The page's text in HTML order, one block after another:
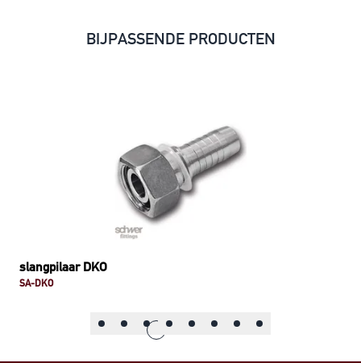
BIJPASSENDE PRODUCTEN
slangpilaar DKO
SA-DKO